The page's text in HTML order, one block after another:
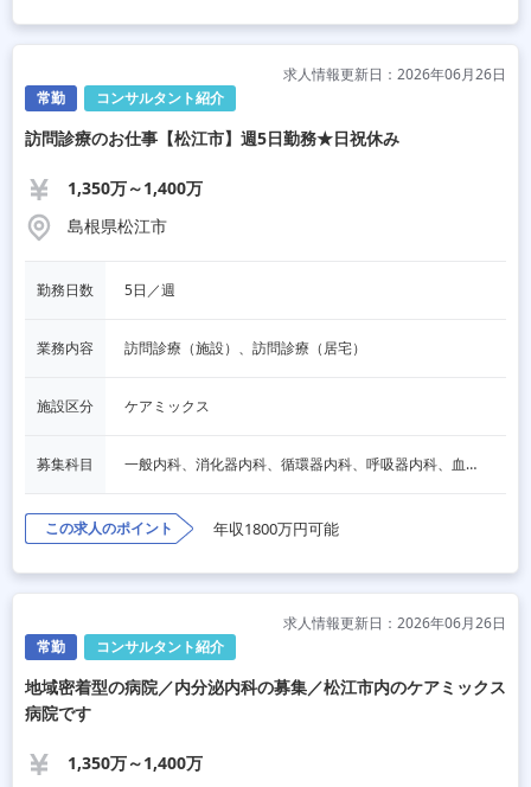
常勤 コンサルタント紹介
求人情報更新日：2026年06月26日
訪問診療のお仕事【松江市】週5日勤務★日祝休み
1,350万～1,400万
島根県松江市
勤務日数 5日／週
業務内容 訪問診療（施設）、訪問診療（居宅）
施設区分 ケアミックス
募集科目 一般内科、消化器内科、循環器内科、呼吸器内科、血液内科、脳神経内科、内分泌内科、老人内科、一般外科、消化器外科、その他
この求人のポイント 年収1800万円可能
常勤 コンサルタント紹介
求人情報更新日：2026年06月26日
地域密着型の病院／内分泌内科の募集／松江市内のケアミックス
病院です
1,350万～1,400万